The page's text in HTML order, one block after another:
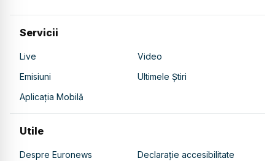
Servicii
Live
Video
Emisiuni
Ultimele Știri
Aplicația Mobilă
Utile
Despre Euronews
Declarație accesibilitate